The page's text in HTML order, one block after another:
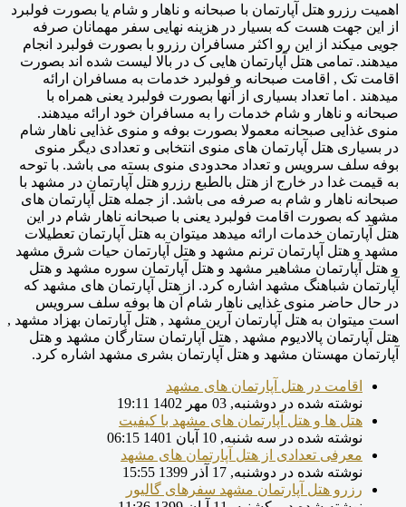
اهمیت رزرو هتل آپارتمان با صبحانه و ناهار و شام یا بصورت فولبرد
از این جهت هست که بسیار در هزینه نهایی سفر مهمانان صرفه
جویی میکند از این رو اکثر مسافران رزرو با بصورت فولبرد انجام
میدهند. تمامی هتل آپارتمان هایی ک در بالا لیست شده اند بصورت
اقامت تک , اقامت صبحانه و فولبرد خدمات به مسافران ارائه
میدهند . اما تعداد بسیاری از آنها بصورت فولبرد یعنی همراه با
صبحانه و ناهار و شام خدمات را به مسافران خود ارائه میدهند.
منوی غذایی صبحانه معمولا بصورت بوفه و منوی غذایی ناهار شام
در بسیاری هتل آپارتمان های منوی انتخابی و تعدادی دیگر منوی
بوفه سلف سرویس و تعداد محدودی منوی بسته می باشد. با توحه
به قیمت غدا در خارج از هتل بالطبع رزرو هتل آپارتمان در مشهد با
صبحانه ناهار و شام به صرفه می باشد. از جمله هتل آپارتمان های
مشهد که بصورت اقامت فولبرد یعنی با صبحانه ناهار شام در این
هتل آپارتمان خدمات ارائه میدهد میتوان به هتل آپارتمان تعطیلات
مشهد و هتل آپارتمان ترنم مشهد و هتل آپارتمان حیات شرق مشهد
و هتل آپارتمان مشاهیر مشهد و هتل آپارتمان سوره مشهد و هتل
آپارتمان شباهنگ مشهد اشاره کرد. از هتل آپارتمان های مشهد که
در حال حاضر منوی غذایی ناهار شام آن ها بوفه سلف سرویس
است میتوان به هتل آپارتمان آرین مشهد , هتل آپارتمان بهزاد مشهد ,
هتل آپارتمان پالادیوم مشهد , هتل آپارتمان ستارگان مشهد و هتل
آپارتمان مهستان مشهد و هتل آپارتمان بشری مشهد اشاره کرد.
اقامت در هتل آپارتمان های مشهد
نوشته شده در دوشنبه, 03 مهر 1402 19:11
هتل ها و هتل آپارتمان های مشهد با کیفیت
نوشته شده در سه شنبه, 10 آبان 1401 06:15
معرفی تعدادی از هتل آپارتمان های مشهد
نوشته شده در دوشنبه, 17 آذر 1399 15:55
رزرو هتل آپارتمان مشهد سفرهای گالیور